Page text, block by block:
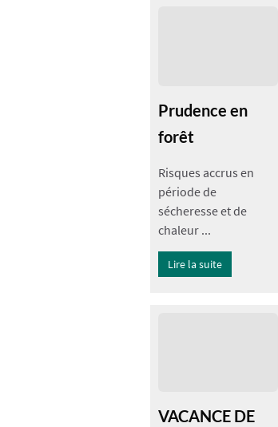
Prudence en
forêt
Risques accrus en
période de
sécheresse et de
chaleur ...
Lire la suite
VACANCE DE